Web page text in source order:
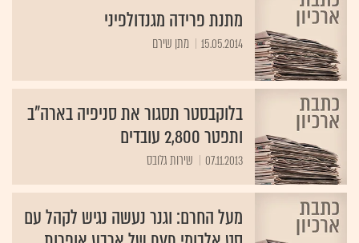
מתנת פרידה מגנדולפיני
15.05.2014 מתן שירם
בלוקבסטר תסגור את סניפיה בארה"ב
ותפטר 2,800 עובדים
07.11.2013 שירות גלובס
מעל החרם: וגנר נעשה נגיש לקהל עם